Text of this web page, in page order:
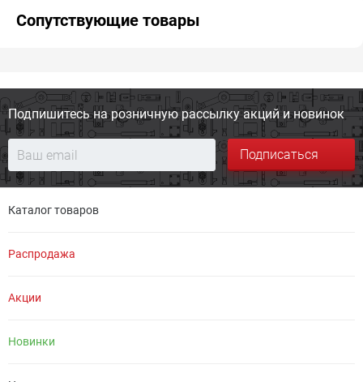
Сопутствующие товары
Подпишитесь на розничную рассылку акций и новинок
Подписаться
Каталог товаров
Распродажа
Акции
Новинки